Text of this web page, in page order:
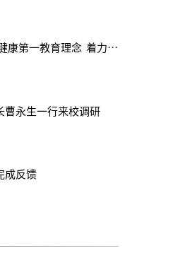
黄思光强调:牢固树立健康第一教育理念 着力培养德智体美劳全面发展的卓越农林人才
曹永生一行来校调研
成反馈